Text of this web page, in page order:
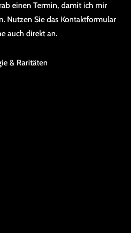
einen Termin, damit ich mir
Nutzen Sie das Kontaktformular
auch direkt an.
& Raritäten